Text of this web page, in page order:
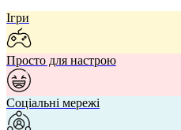
Ігри
Просто для настрою
Соціальні мережі